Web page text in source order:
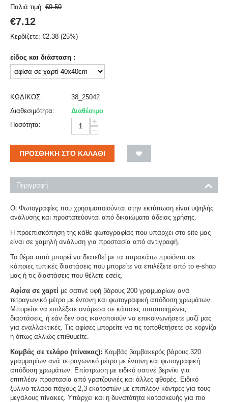
Παλιά τιμή: €9.50
€7.12
Κερδίζετε: €2.38 (25%)
είδος και διάσταση :
ΚΩΔΙΚΟΣ:
38_25042
Διαθεσιμότητα:
Διαθέσιμο
Ποσότητα:
+
−
ΠΡΟΣΘΉΚΗ ΣΤΟ ΚΑΛΆΘΙ
Περιγραφή
Οι Φωτογραφίες που χρησιμοποιούνται στην εκτύπωση είναι υψηλής
ανάλυσης και προστατεύονται από δικαιώματα άδειας χρήσης.
Η προεπισκόπηση της κάθε φωτογραφίας που υπάρχει στο site μας
είναι σε χαμηλή ανάλυση για προστασία από αντιγραφή.
Το θέμα αυτό μπορεί να διατεθεί με τα παρακάτω προϊόντα σε
κάποιες τυπικές διαστάσεις που μπορείτε να επιλέξετε από το e-shop
μας ή τις διαστάσεις που θέλετε εσείς.
Αφίσα σε χαρτί με σατινέ υφή βάρους 200 γραμμαρίων ανά
τετραγωνικό μέτρο με έντονη και φωτογραφική απόδοση χρωμάτων.
Μπορείτε να επιλέξετε ανάμεσα σε κάποιες τυποποιημένες
διαστάσεις, ή εάν δεν σας ικανοποιούν να επικοινωνήσετε μαζί μας
για εναλλακτικές. Τις αφίσες μπορείτε να τις τοποθετήσετε σε κορνίζα
ή όπως αλλιώς επιθυμείτε.
Καμβάς σε τελάρο (πίνακας): Καμβάς βαμβακερός βάρους 320
γραμμαρίων ανά τετραγωνικό μέτρο με έντονη και φωτογραφική
απόδοση χρωμάτων. Επίστρωση με ειδικό σατινέ βερνίκι για
επιπλέον προστασία από γρατζουνιές και άλλες φθορές. Ειδικό
ξύλινο τελάρο πάχους 2,3 εκατοστών με επιπλέον κόντρες για τους
μεγάλους πίνακες. Υπάρχει και η δυνατότητα κατασκευής για πιο